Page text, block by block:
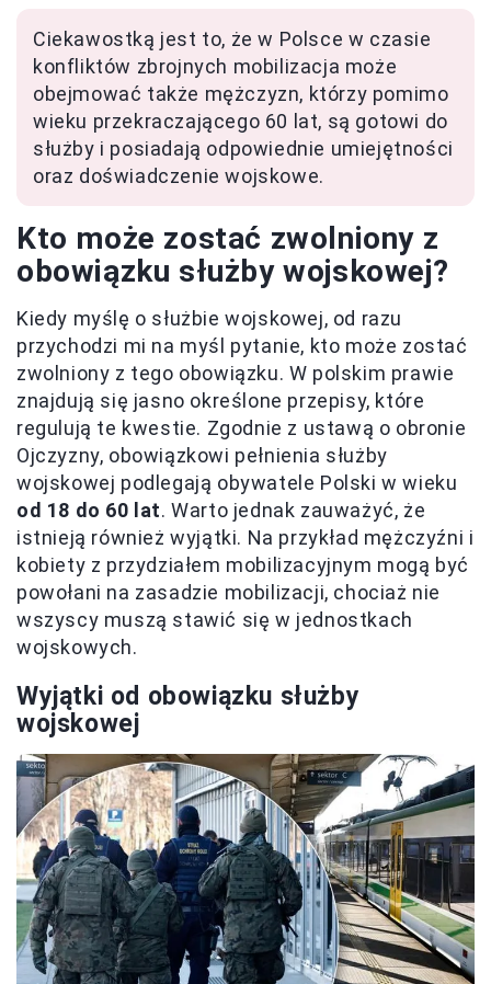
Ciekawostką jest to, że w Polsce w czasie
konfliktów zbrojnych mobilizacja może
obejmować także mężczyzn, którzy pomimo
wieku przekraczającego 60 lat, są gotowi do
służby i posiadają odpowiednie umiejętności
oraz doświadczenie wojskowe.
Kto może zostać zwolniony z
obowiązku służby wojskowej?
Kiedy myślę o służbie wojskowej, od razu
przychodzi mi na myśl pytanie, kto może zostać
zwolniony z tego obowiązku. W polskim prawie
znajdują się jasno określone przepisy, które
regulują te kwestie. Zgodnie z ustawą o obronie
Ojczyzny, obowiązkowi pełnienia służby
wojskowej podlegają obywatele Polski w wieku
od 18 do 60 lat. Warto jednak zauważyć, że
istnieją również wyjątki. Na przykład mężczyźni i
kobiety z przydziałem mobilizacyjnym mogą być
powołani na zasadzie mobilizacji, chociaż nie
wszyscy muszą stawić się w jednostkach
wojskowych.
Wyjątki od obowiązku służby
wojskowej